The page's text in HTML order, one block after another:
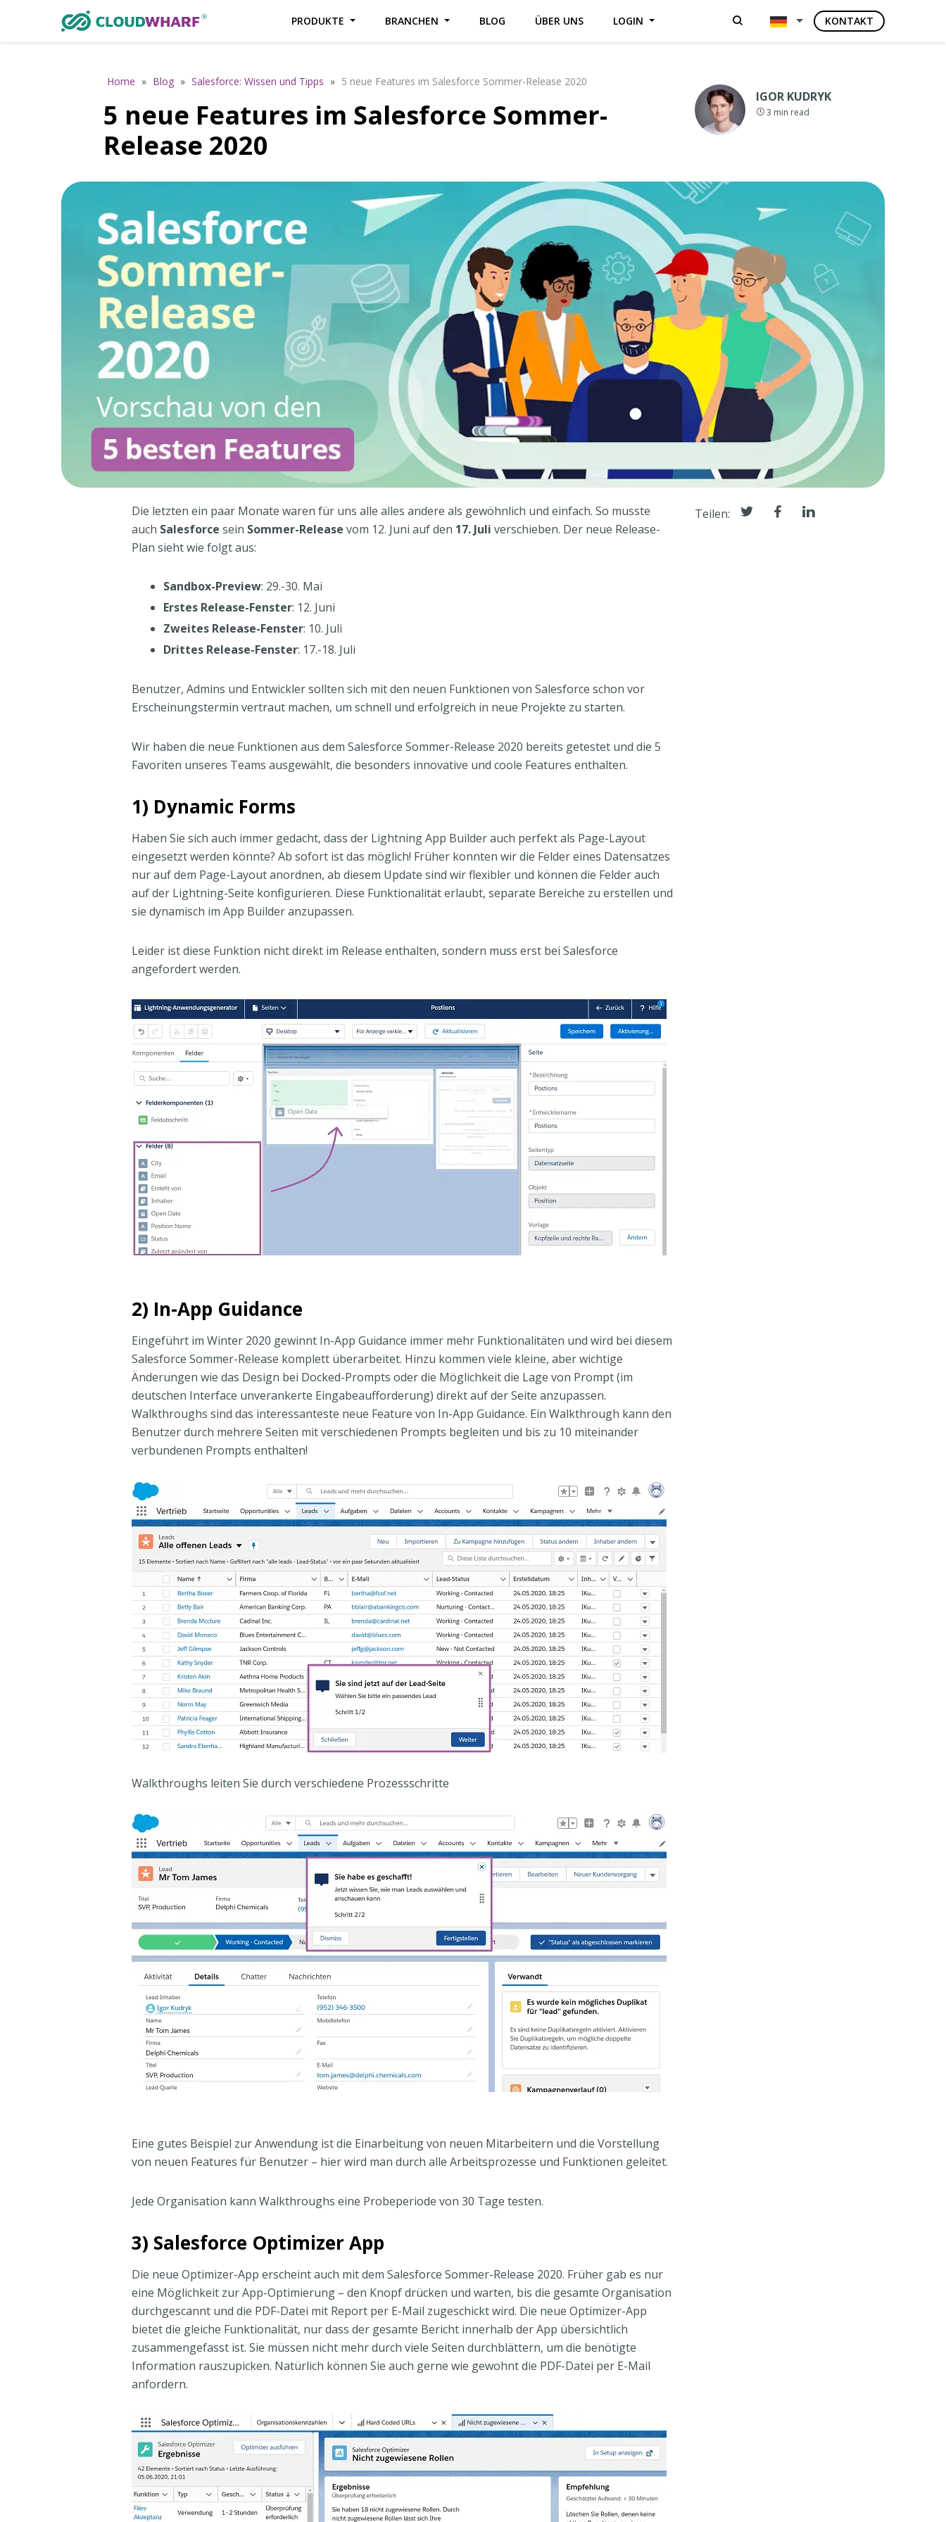
PRODUKTE BRANCHEN BLOG ÜBER UNS LOGIN KONTAKT
Home » Blog » Salesforce: Wissen und Tipps » 5 neue Features im Salesforce Sommer-Release 2020
5 neue Features im Salesforce Sommer-
Release 2020
IGOR KUDRYK
3 min read
Die letzten ein paar Monate waren für uns alle alles andere als gewöhnlich und einfach. So musste
auch Salesforce sein Sommer-Release vom 12. Juni auf den 17. Juli verschieben. Der neue Release-
Plan sieht wie folgt aus:
Sandbox-Preview: 29.-30. Mai
Erstes Release-Fenster: 12. Juni
Zweites Release-Fenster: 10. Juli
Drittes Release-Fenster: 17.-18. Juli
Benutzer, Admins und Entwickler sollten sich mit den neuen Funktionen von Salesforce schon vor
Erscheinungstermin vertraut machen, um schnell und erfolgreich in neue Projekte zu starten.
Wir haben die neue Funktionen aus dem Salesforce Sommer-Release 2020 bereits getestet und die 5
Favoriten unseres Teams ausgewählt, die besonders innovative und coole Features enthalten.
1) Dynamic Forms
Haben Sie sich auch immer gedacht, dass der Lightning App Builder auch perfekt als Page-Layout
eingesetzt werden könnte? Ab sofort ist das möglich! Früher konnten wir die Felder eines Datensatzes
nur auf dem Page-Layout anordnen, ab diesem Update sind wir flexibler und können die Felder auch
auf der Lightning-Seite konfigurieren. Diese Funktionalität erlaubt, separate Bereiche zu erstellen und
sie dynamisch im App Builder anzupassen.
Leider ist diese Funktion nicht direkt im Release enthalten, sondern muss erst bei Salesforce
angefordert werden.
2) In-App Guidance
Eingeführt im Winter 2020 gewinnt In-App Guidance immer mehr Funktionalitäten und wird bei diesem
Salesforce Sommer-Release komplett überarbeitet. Hinzu kommen viele kleine, aber wichtige
Änderungen wie das Design bei Docked-Prompts oder die Möglichkeit die Lage von Prompt (im
deutschen Interface unverankerte Eingabeaufforderung) direkt auf der Seite anzupassen.
Walkthroughs sind das interessanteste neue Feature von In-App Guidance. Ein Walkthrough kann den
Benutzer durch mehrere Seiten mit verschiedenen Prompts begleiten und bis zu 10 miteinander
verbundenen Prompts enthalten!
Walkthroughs leiten Sie durch verschiedene Prozessschritte
Eine gutes Beispiel zur Anwendung ist die Einarbeitung von neuen Mitarbeitern und die Vorstellung
von neuen Features für Benutzer – hier wird man durch alle Arbeitsprozesse und Funktionen geleitet.
Jede Organisation kann Walkthroughs eine Probeperiode von 30 Tage testen.
3) Salesforce Optimizer App
Die neue Optimizer-App erscheint auch mit dem Salesforce Sommer-Release 2020. Früher gab es nur
eine Möglichkeit zur App-Optimierung – den Knopf drücken und warten, bis die gesamte Organisation
durchgescannt und die PDF-Datei mit Report per E-Mail zugeschickt wird. Die neue Optimizer-App
bietet die gleiche Funktionalität, nur dass der gesamte Bericht innerhalb der App übersichtlich
zusammengefasst ist. Sie müssen nicht mehr durch viele Seiten durchblättern, um die benötigte
Information rauszupicken. Natürlich können Sie auch gerne wie gewohnt die PDF-Datei per E-Mail
anfordern.
Teilen: